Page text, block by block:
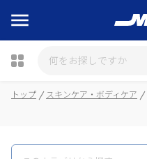
瓶詰
トップ スキンケア・ボディケア